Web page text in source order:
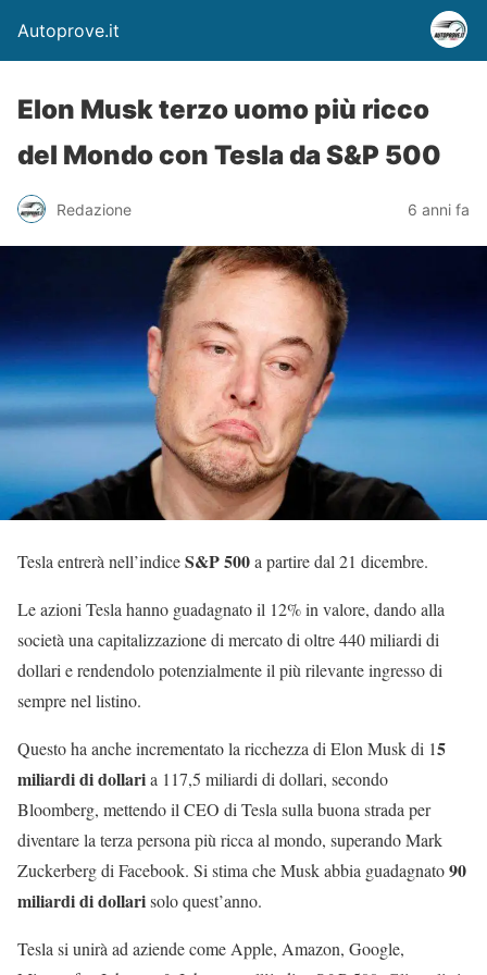
Autoprove.it
Elon Musk terzo uomo più ricco
del Mondo con Tesla da S&P 500
Redazione 6 anni fa
Tesla entrerà nell’indiceS&P 500a partire dal 21 dicembre.
Le azioni Tesla hanno guadagnato il 12% in valore, dando alla
società una capitalizzazione di mercato di oltre 440 miliardi di
dollari e rendendolo potenzialmente il più rilevante ingresso di
sempre nel listino.
Questo ha anche incrementato la ricchezza di Elon Musk di 15
miliardi di dollaria 117,5 miliardi di dollari, secondo
Bloomberg, mettendo il CEO di Tesla sulla buona strada per
diventare la terza persona più ricca al mondo, superando Mark
Zuckerberg di Facebook. Si stima che Musk abbia guadagnato90
miliardi di dollarisolo quest’anno.
Tesla si unirà ad aziende come Apple, Amazon, Google,